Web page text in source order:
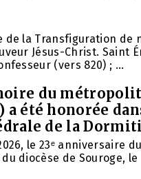
de la Transfiguration de
Jésus-Christ. Saint
(vers 820) ; ...
du
a été honorée
de la
le 23ᵉ anniversaire
diocèse de Souroge,